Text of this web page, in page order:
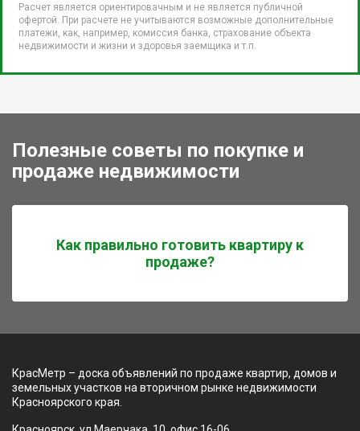
Расчет является ориентировачным и не является публичной
офертой. При расчете не учитываются возможные дополнительные
платежи, как, например, комиссия банка, страхование объекта
недвижимости и жизни и здоровья заемщика и т.п.
Полезные советы по покупке и
продаже недвижимости
Как правильно готовить квартиру к
продаже?
КрасМетр – доска объявлений по продаже квартир, домов и
земельных участков на вторичном рынке недвижимости
Красноярского края.